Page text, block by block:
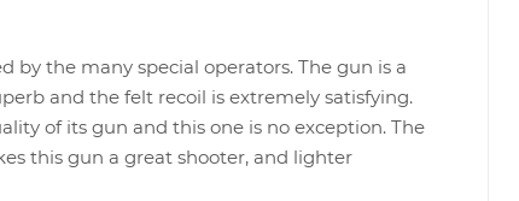
by the many special operators. The gun is a
and the felt recoil is extremely satisfying.
of its gun and this one is no exception. The
this gun a great shooter, and lighter